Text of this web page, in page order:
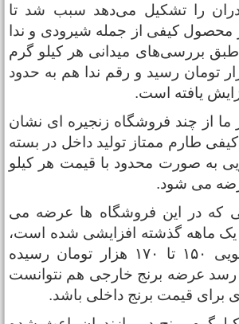
را تشکیل می‌دهد سبب شد تا
کیفی از جمله شیرودی و ندا
بررسی‌های میدانی هر کیلو گرم
به ۲۸۰هزار تومان رسید و رقم ندا هم به حدود
از چند فروشگاه زنجیره ای نشان
طارم ممتاز تولید داخل در بسته
۱۰ کیلویی به صورت محدود با قیمت هر کیلو
در این فروشگاه ها عرضه می
ماهه گذشته افزایشی شده است،
برنج هندی به کیلویی ۱۵۰ تا ۱۷۰ هزار تومان رسیده
عرضه برنج خارجی هم نتوانست
قیمت برنج داخلی باشد.